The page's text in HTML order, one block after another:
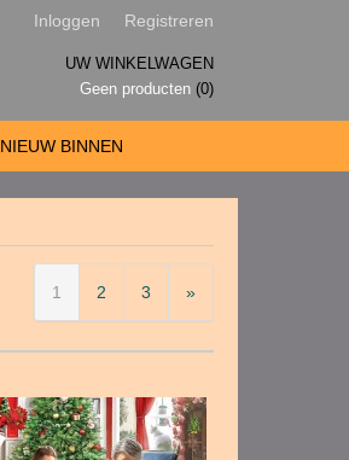
Inloggen Registreren
UW WINKELWAGEN
Geen producten (0)
NIEUW BINNEN
1 2 3 »